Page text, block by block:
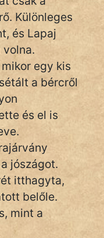
Különleges
és Lapaj
egy kis
a bércről
és el is
jószágot.
itthagyta,
belőle.
mint a